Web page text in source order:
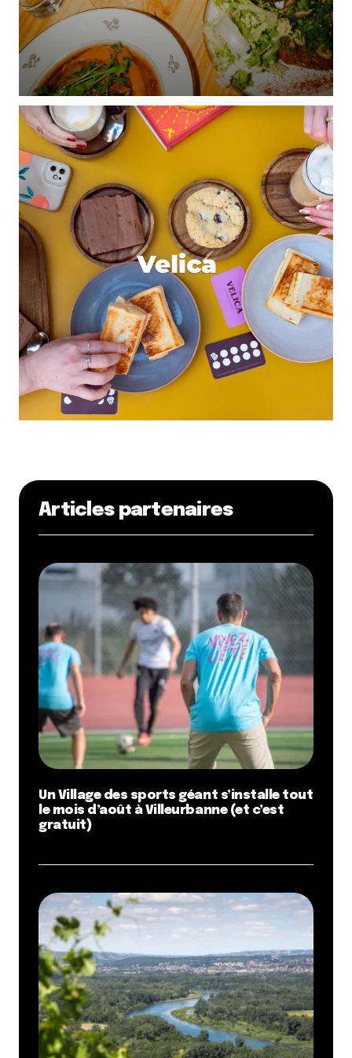
Articles partenaires
Un Village des sports géant s’installe tout
le mois d’août à Villeurbanne (et c’est
gratuit)